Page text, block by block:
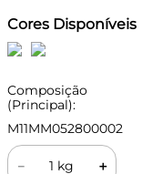
Cores Disponíveis
Composição
(Principal):
M11MM052800002
＋
－